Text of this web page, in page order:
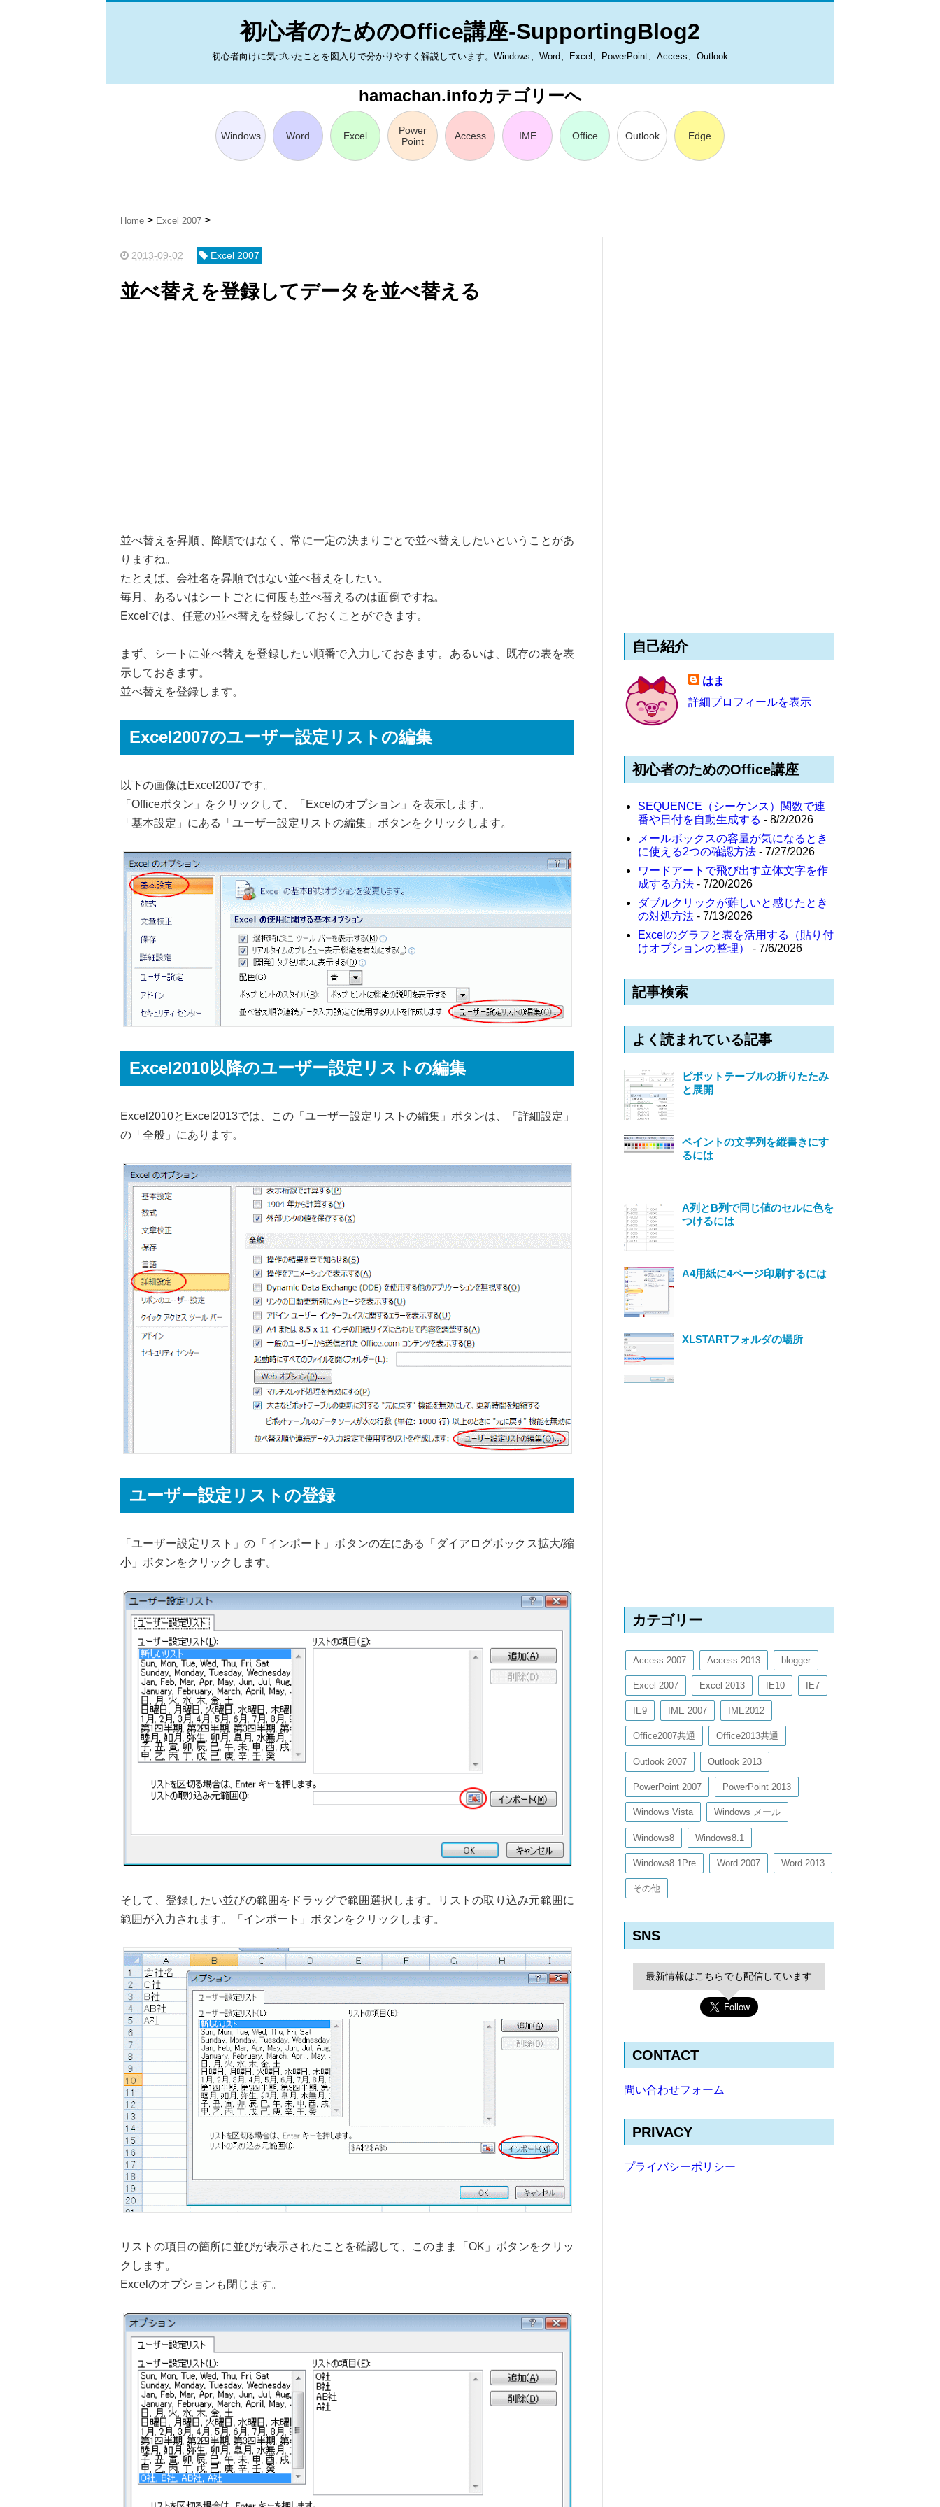
初心者のためのOffice講座-SupportingBlog2
初心者向けに気づいたことを図入りで分かりやすく解説しています。Windows、Word、Excel、PowerPoint、Access、Outlook
hamachan.infoカテゴリーへ
Windows Word Excel
Power
Point
Access IME Office Outlook Edge
Home Excel 2007
2013-09-02 Excel 2007
並べ替えを登録してデータを並べ替える
並べ替えを昇順、降順ではなく、常に一定の決まりごとで並べ替えしたいということがあ
りますね。
たとえば、会社名を昇順ではない並べ替えをしたい。
毎月、あるいはシートごとに何度も並べ替えるのは面倒ですね。
Excelでは、任意の並べ替えを登録しておくことができます。
まず、シートに並べ替えを登録したい順番で入力しておきます。あるいは、既存の表を表
示しておきます。
並べ替えを登録します。
Excel2007のユーザー設定リストの編集
以下の画像はExcel2007です。
「Officeボタン」をクリックして、「Excelのオプション」を表示します。
「基本設定」にある「ユーザー設定リストの編集」ボタンをクリックします。
Excel2010以降のユーザー設定リストの編集
Excel2010とExcel2013では、この「ユーザー設定リストの編集」ボタンは、「詳細設定」
の「全般」にあります。
ユーザー設定リストの登録
「ユーザー設定リスト」の「インポート」ボタンの左にある「ダイアログボックス拡大/縮
小」ボタンをクリックします。
そして、登録したい並びの範囲をドラッグで範囲選択します。リストの取り込み元範囲に
範囲が入力されます。「インポート」ボタンをクリックします。
リストの項目の箇所に並びが表示されたことを確認して、このまま「OK」ボタンをクリッ
クします。
Excelのオプションも閉じます。
自己紹介
はま
詳細プロフィールを表示
初心者のためのOffice講座
SEQUENCE（シーケンス）関数で連
番や日付を自動生成する - 8/2/2026
メールボックスの容量が気になるとき
に使える2つの確認方法 - 7/27/2026
ワードアートで飛び出す立体文字を作
成する方法 - 7/20/2026
ダブルクリックが難しいと感じたとき
の対処方法 - 7/13/2026
Excelのグラフと表を活用する（貼り付
けオプションの整理）
- 7/6/2026
記事検索
よく読まれている記事
ピボットテーブルの折りたたみ
と展開
ペイントの文字列を縦書きにす
るには
A列とB列で同じ値のセルに色を
つけるには
A4用紙に4ページ印刷するには
XLSTARTフォルダの場所
カテゴリー
Access 2007 Access 2013 blogger
Excel 2007 Excel 2013 IE10 IE7
IE9 IME 2007 IME2012
Office2007共通 Office2013共通
Outlook 2007 Outlook 2013
PowerPoint 2007 PowerPoint 2013
Windows Vista Windows メール
Windows8 Windows8.1
Windows8.1Pre Word 2007 Word 2013
その他
SNS
最新情報はこちらでも配信しています
CONTACT
問い合わせフォーム
PRIVACY
プライバシーポリシー